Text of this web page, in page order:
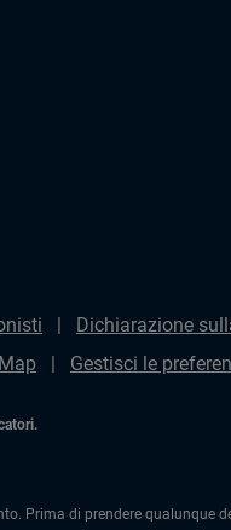
Dichiarazione
Gestisci le
Prima di prendere qualunque